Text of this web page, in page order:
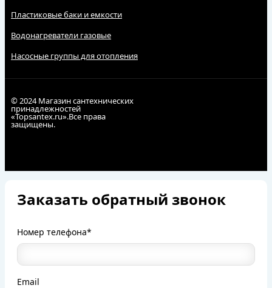
Пластиковые баки и емкости
Водонагреватели газовые
Насосные группы для отопления
© 2024 Магазин сантехнических
принадлежностей
«Topsantex.ru».Все права
защищены.
Заказать обратный звонок
Номер телефона*
Email